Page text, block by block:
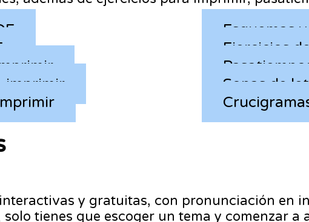
imprimir
Esquemas
Ejercicios
Sopas de
y gratuitas, con pronunciación en
tienes que escoger un tema y comenzar a